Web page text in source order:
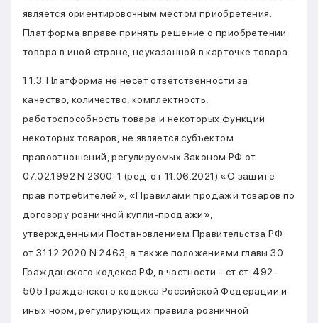
является ориентировочным местом приобретения.
Платформа вправе принять решение о приобретении
товара в иной стране, неуказанной в карточке товара.
1.1.3. Платформа не несет ответственности за
качество, количество, комплектность,
работоспособность товара и некоторых функций
некоторых товаров, не является субъектом
правоотношений, регулируемых Законом РФ от
07.02.1992 N 2300-1 (ред. от 11.06.2021) «О защите
прав потребителей», «Правилами продажи товаров по
договору розничной купли-продажи»,
утвержденными Постановлением Правительства РФ
от 31.12.2020 N 2463, а также положениями главы 30
Гражданского кодекса РФ, в частности - ст.ст. 492-
505 Гражданского кодекса Российской Федерации и
иных норм, регулирующих правила розничной